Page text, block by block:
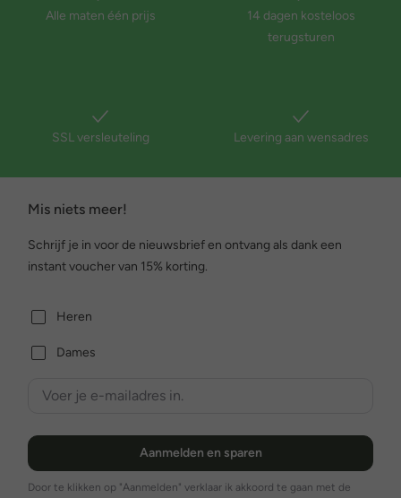
Alle maten één prijs
14 dagen kosteloos
terugsturen
SSL versleuteling Levering aan wensadres
Mis niets meer!
Schrijf je in voor de nieuwsbrief en ontvang als dank een
instant voucher van 15% korting.
Heren
Dames
Aanmelden en sparen
Door te klikken op "Aanmelden" verklaar ik akkoord te gaan met de